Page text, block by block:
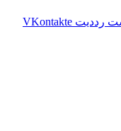
‫رددیت ‫VKontakte